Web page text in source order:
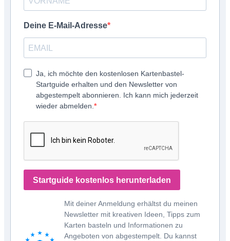
Deine E-Mail-Adresse
Ja, ich möchte den kostenlosen Kartenbastel-
Startguide erhalten und den Newsletter von
abgestempelt abonnieren. Ich kann mich jederzeit
wieder abmelden.
Startguide kostenlos herunterladen
Mit deiner Anmeldung erhältst du meinen
Newsletter mit kreativen Ideen, Tipps zum
Karten basteln und Informationen zu
Angeboten von abgestempelt. Du kannst